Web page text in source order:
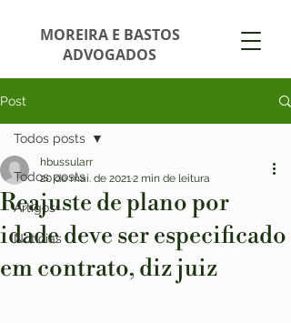
MOREIRA E BASTOS
ADVOGADOS
Post
Todos posts
Artigos
Notícias
Todos posts
Reajuste de plano por
idade deve ser especificado
em contrato, diz juiz
hbussularr
20 de mai. de 20212 min de leitura